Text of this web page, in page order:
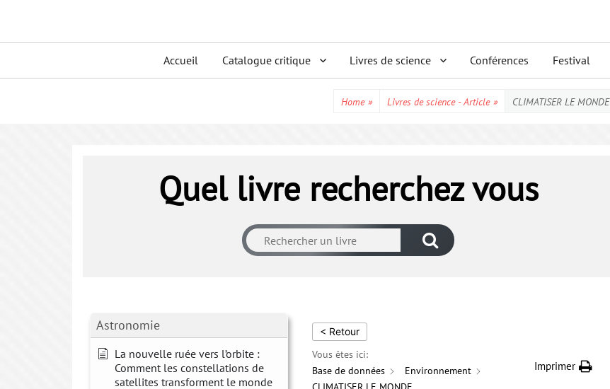
menu
Accueil Catalogue critique Livres de science Conférences Festival
Home » Livres de science - Article » CLIMATISER LE MONDE
Quel livre recherchez vous
Astronomie
La nouvelle ruée vers l’orbite :
Comment les constellations de
satellites transforment le monde
< Retour
Vous êtes ici:
Base de données
Environnement
Imprimer